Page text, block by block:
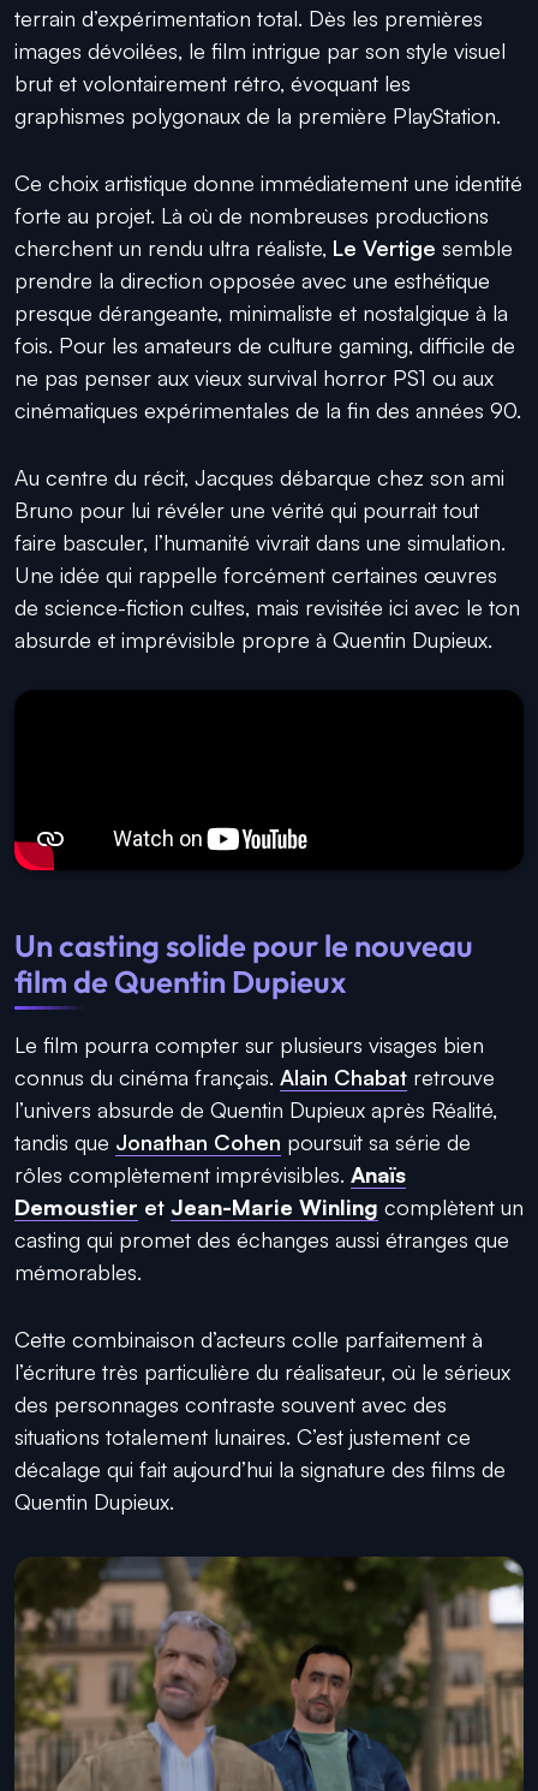
terrain d’expérimentation total. Dès les premières
images dévoilées, le film intrigue par son style visuel
brut et volontairement rétro, évoquant les
graphismes polygonaux de la première PlayStation.
Ce choix artistique donne immédiatement une identité
forte au projet. Là où de nombreuses productions
cherchent un rendu ultra réaliste, Le Vertige semble
prendre la direction opposée avec une esthétique
presque dérangeante, minimaliste et nostalgique à la
fois. Pour les amateurs de culture gaming, difficile de
ne pas penser aux vieux survival horror PS1 ou aux
cinématiques expérimentales de la fin des années 90.
Au centre du récit, Jacques débarque chez son ami
Bruno pour lui révéler une vérité qui pourrait tout
faire basculer, l’humanité vivrait dans une simulation.
Une idée qui rappelle forcément certaines œuvres
de science-fiction cultes, mais revisitée ici avec le ton
absurde et imprévisible propre à Quentin Dupieux.
Un casting solide pour le nouveau
film de Quentin Dupieux
Le film pourra compter sur plusieurs visages bien
connus du cinéma français. Alain Chabat retrouve
l’univers absurde de Quentin Dupieux après Réalité,
tandis que Jonathan Cohen poursuit sa série de
rôles complètement imprévisibles. Anaïs
Demoustier et Jean-Marie Winling complètent un
casting qui promet des échanges aussi étranges que
mémorables.
Cette combinaison d’acteurs colle parfaitement à
l’écriture très particulière du réalisateur, où le sérieux
des personnages contraste souvent avec des
situations totalement lunaires. C’est justement ce
décalage qui fait aujourd’hui la signature des films de
Quentin Dupieux.